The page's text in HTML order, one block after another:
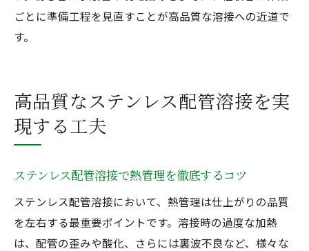
ごとに準備工程を見直すことが高品質な溶接への近道で
す。
高品質なステンレス配管溶接を実
現する工夫
ステンレス配管溶接で熱管理を徹底するコツ
ステンレス配管溶接において、熱管理は仕上がりの品質
を左右する最重要ポイントです。溶接時の過度な加熱
は、配管の歪みや酸化、さらには裏波不良など、様々な